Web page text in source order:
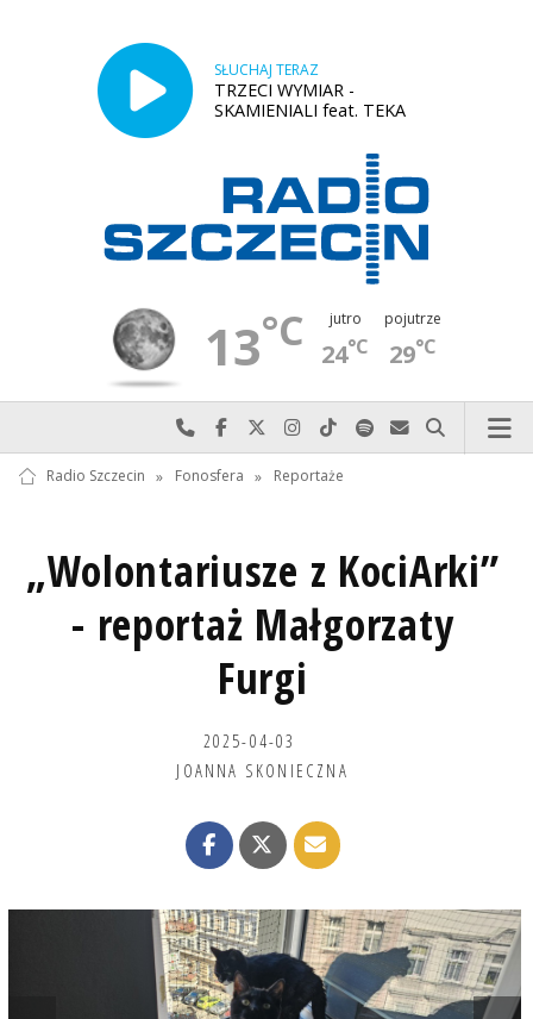
SŁUCHAJ TERAZ
TRZECI WYMIAR -
SKAMIENIALI feat. TEKA
13°C jutro
24°C
pojutrze
29°C
Najlepiej po prostu do nas zadzwoń
Odwiedź nas na Facebook-u
Odwiedź nas na X
Odwiedź nas na Instagram-ie
Odwiedź nas na TikTok-u
Szukaj nas na Spotify
Wyślij do nas
Szukaj
Radio Szczecin » Fonosfera » Reportaże
„Wolontariusze z KociArki”
- reportaż Małgorzaty
Furgi
2025-04-03
JOANNA SKONIECZNA